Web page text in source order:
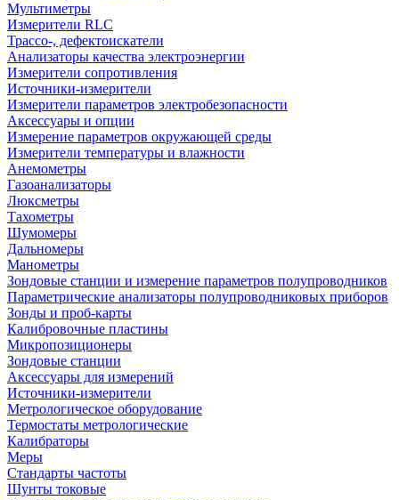
Мультиметры
Измерители RLC
Трассо-, дефектоискатели
Анализаторы качества электроэнергии
Измерители сопротивления
Источники-измерители
Измерители параметров электробезопасности
Аксессуары и опции
Измерение параметров окружающей среды
Измерители температуры и влажности
Анемометры
Газоанализаторы
Люксметры
Тахометры
Шумомеры
Дальномеры
Манометры
Зондовые станции и измерение параметров полупроводников
Параметрические анализаторы полупроводниковых приборов
Зонды и проб-карты
Калибровочные пластины
Микропозиционеры
Зондовые станции
Аксессуары для измерений
Источники-измерители
Метрологическое оборудование
Термостаты метрологические
Калибраторы
Меры
Стандарты частоты
Шунты токовые